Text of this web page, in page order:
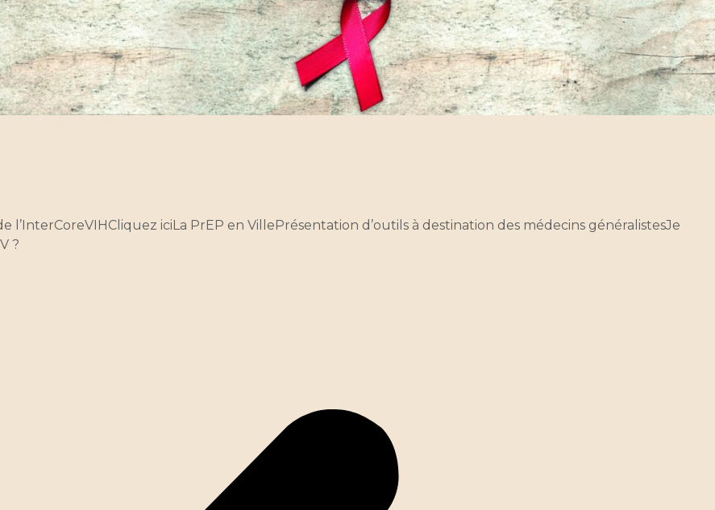
iciLa PrEP en VillePrésentation d’outils à destination des médecins généralistesJe
?